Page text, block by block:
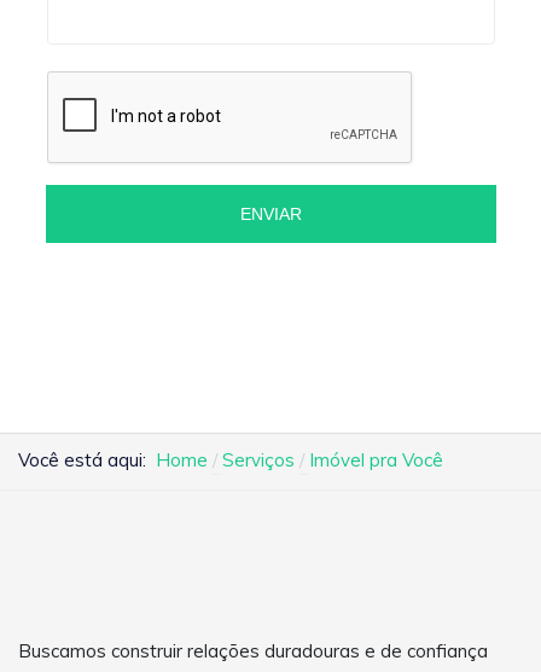
ENVIAR
Você está aqui: Home Serviços Imóvel pra Você
Buscamos construir relações duradouras e de confiança